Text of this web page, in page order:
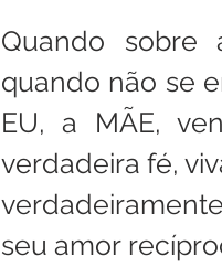
Quando
quando não se
EU, a MÃE,
verdadeira fé,
seu amor